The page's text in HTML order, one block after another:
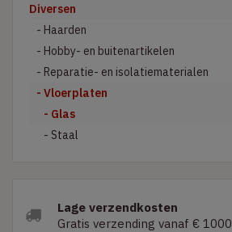
Diversen
- Haarden
- Hobby- en buitenartikelen
- Reparatie- en isolatiematerialen
- Vloerplaten
- Glas
- Staal
Lage verzendkosten
Gratis verzending vanaf € 1000